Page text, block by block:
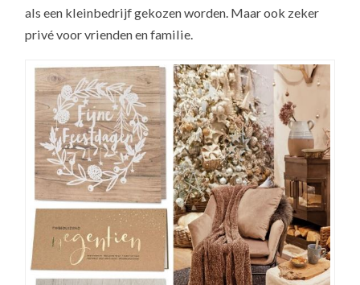
als een kleinbedrijf gekozen worden. Maar ook zeker
privé voor vrienden en familie.